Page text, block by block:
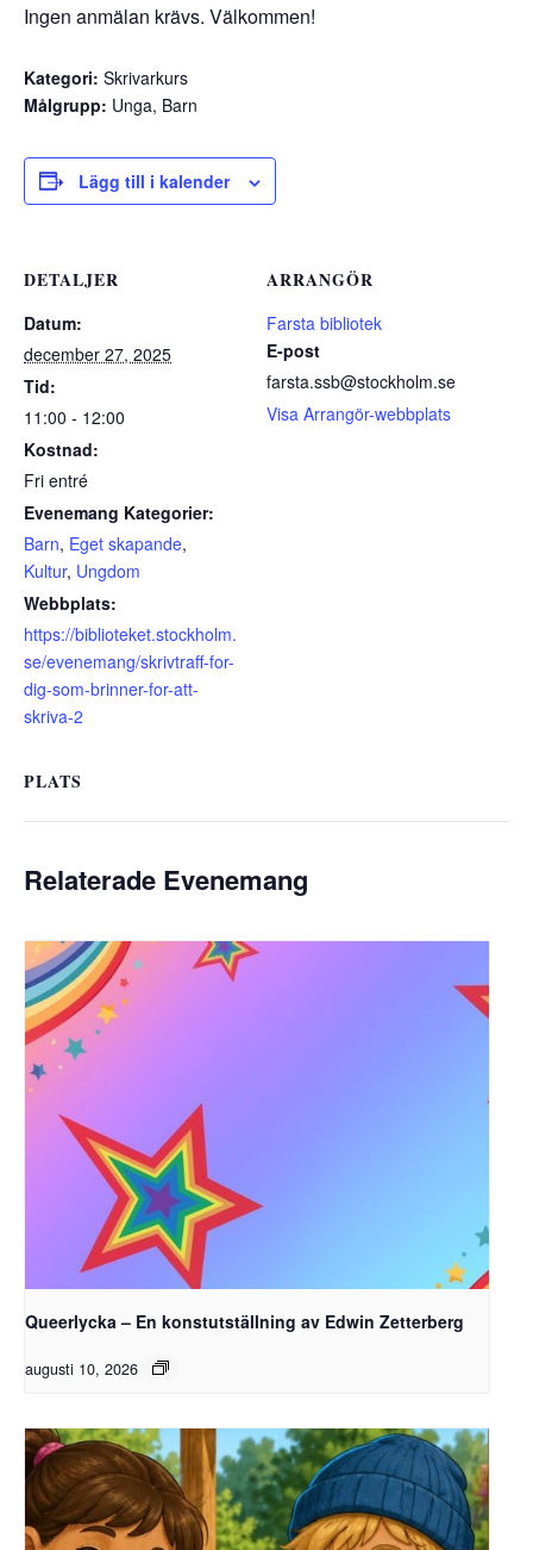
Ingen anmälan krävs. Välkommen!
Kategori: Skrivarkurs
Målgrupp: Unga, Barn
Lägg till i kalender
DETALJER
Datum:
december 27, 2025
Tid:
11:00 - 12:00
Kostnad:
Fri entré
Evenemang Kategorier:
Barn, Eget skapande,
Kultur, Ungdom
Webbplats:
https://biblioteket.stockholm.
se/evenemang/skrivtraff-for-
dig-som-brinner-for-att-
skriva-2
ARRANGÖR
Farsta bibliotek
E-post
farsta.ssb@stockholm.se
Visa Arrangör-webbplats
PLATS
Relaterade Evenemang
Queerlycka – En konstutställning av Edwin Zetterberg
augusti 10, 2026